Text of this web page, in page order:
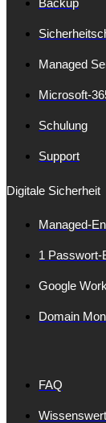
Backup
Managed
Microsoft-
Schulung
Support
Digitale Sicherheit
Managed-
1 Passwort-
Google
Domain
FAQ